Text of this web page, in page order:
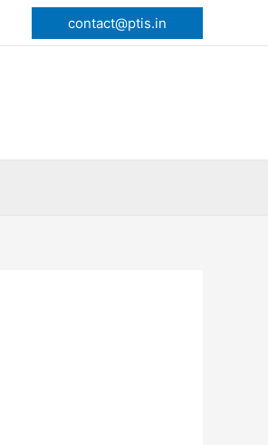
contact@ptis.in